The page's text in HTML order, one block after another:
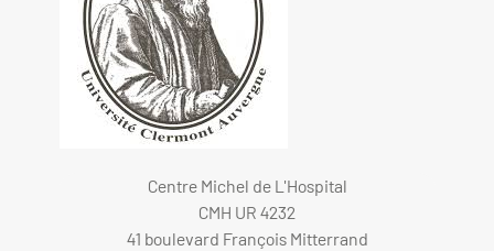
Centre Michel de L'Hospital
CMH UR 4232
41 boulevard François Mitterrand